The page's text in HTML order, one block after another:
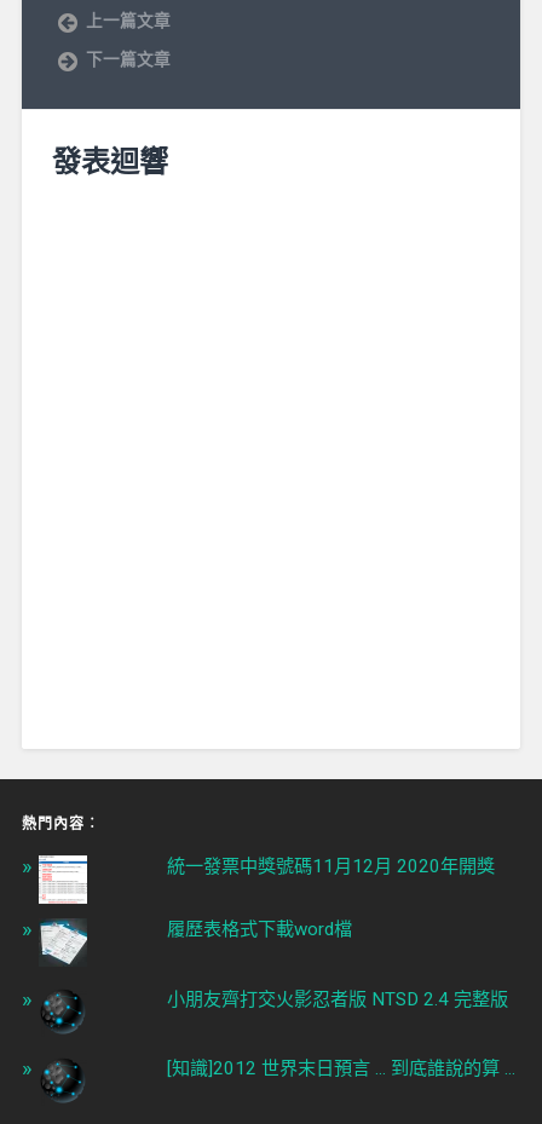
上一篇文章
下一篇文章
發表迴響
熱門內容︰
統一發票中獎號碼11月12月 2020年開獎
履歷表格式下載word檔
小朋友齊打交火影忍者版 NTSD 2.4 完整版
[知識]2012 世界末日預言 ... 到底誰說的算 ...